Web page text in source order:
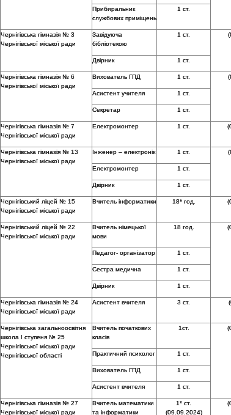
Прибиральник
службових приміщень
1 ст.
Чернігівська гімназія № 3
Чернігівської міської ради
Завідуюча
бібліотекою
1 ст.
Двірник 1 ст.
Чернігівська гімназія № 6
Чернігівської міської ради
Вихователь ГПД 1 ст.
Асистент учителя 1 ст.
Секретар 1 ст.
Чернігівська гімназія № 7
Чернігівської міської ради
Електромонтер 1 ст.
Чернігівська гімназія № 13
Чернігівської міської ради
Інженер – електронік 1 ст.
Електромонтер 1 ст.
Двірник 1 ст.
Чернігівський ліцей № 15
Чернігівської міської ради
Вчитель інформатики 18* год.
Чернігівський ліцей № 22
Чернігівської міської ради
Вчитель німецької
мови
18 год.
Педагог- організатор 1 ст.
Сестра медична 1 ст.
Двірник 1 ст.
Чернігівська гімназія № 24
Чернігівської міської ради
Асистент вчителя 3 ст.
Чернігівська загальноосвітня
школа І ступеня № 25
Чернігівської міської ради
Чернігівської області
Вчитель початкових
класів
1ст.
Практичний психолог 1 ст.
Вихователь ГПД 1 ст.
Асистент вчителя 1 ст.
Чернігівська гімназія № 27
Чернігівської міської ради
Вчитель математики
та інформатики
1* ст.
(09.09.2024)